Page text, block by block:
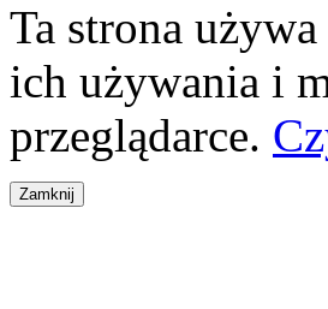
Ta strona
ich używania i
przeglądarce.